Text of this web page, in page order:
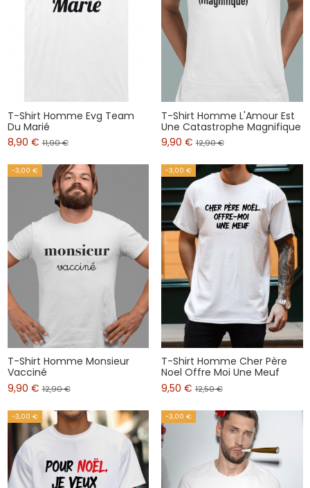
T-Shirt Homme Evg Team
Du Marié
8,90 €11,90 €
T-Shirt Homme L'Amour Est
Une Catastrophe Magnifique
9,90 €12,90 €
-3,00 €
T-Shirt Homme Monsieur
Vacciné
9,90 €12,90 €
-3,00 €
T-Shirt Homme Cher Père
Noel Offre Moi Une Meuf
9,50 €12,50 €
-3,00 € -3,00 €